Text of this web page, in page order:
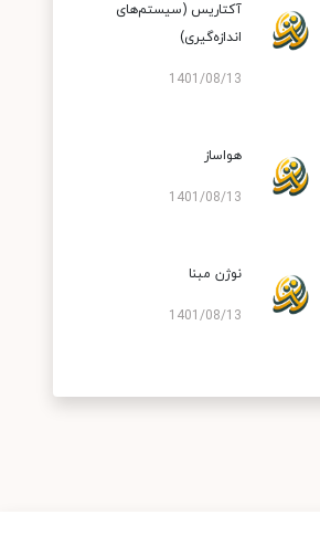
آکتاریس (سیستم‌های
اندازه‌گیری)
1401/08/13
هواساز
1401/08/13
نوژن مبنا
1401/08/13